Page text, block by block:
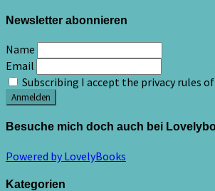
Newsletter abonnieren
Name
Email
Subscribing I accept the privacy rules
Besuche mich doch auch bei
Powered by LovelyBooks
Kategorien